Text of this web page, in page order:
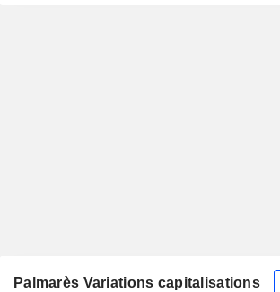
Palmarès Variations capitalisations